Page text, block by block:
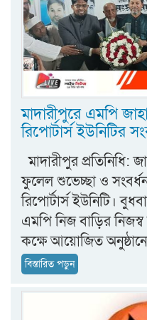
মাদারীপুরে এমপি
রিপোর্টার্স ইউনিটির
মাদারীপুর প্রতিনিধি:
ফুলেল শুভেচ্ছা ও
রিপোর্টার্স ইউনিটি।
এমপি নিজ বাড়ির
কক্ষে আয়োজিত
বিস্তারিত পড়ুন